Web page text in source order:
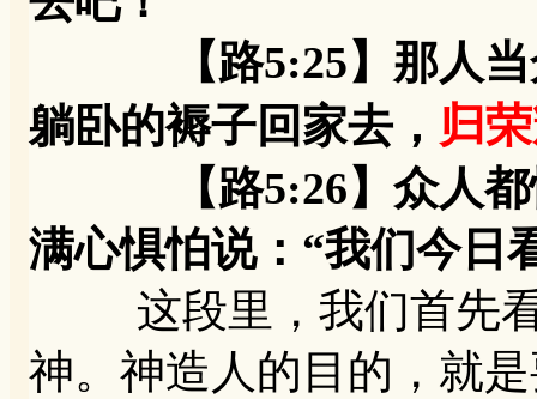
【路5:25】那人当众
躺卧的褥子回家去， 归
【路5:26】众人都
满心惧怕说：“我们今
这段里，我们首先看
神。神造人的目的，就